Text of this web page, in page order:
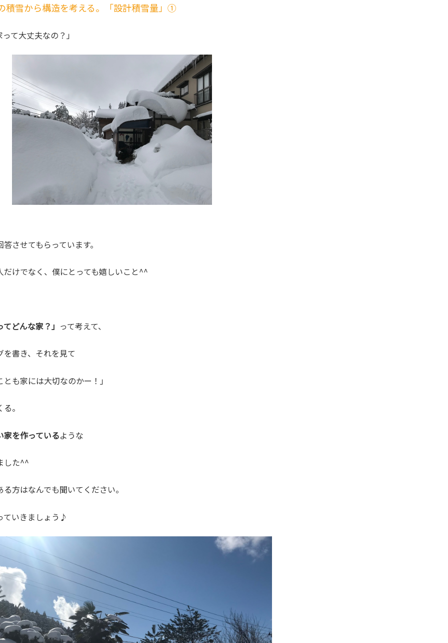
積雪から構造を考える。「設計積雪量」①
て大丈夫なの？」
させてもらっています。
だけでなく、僕にとっても嬉しいこと^^
てどんな家？」 って考えて、
書き、それを見て
とも家には大切なのかー！」
。
家を作っているような
した^^
方はなんでも聞いてください。
ていきましょう♪